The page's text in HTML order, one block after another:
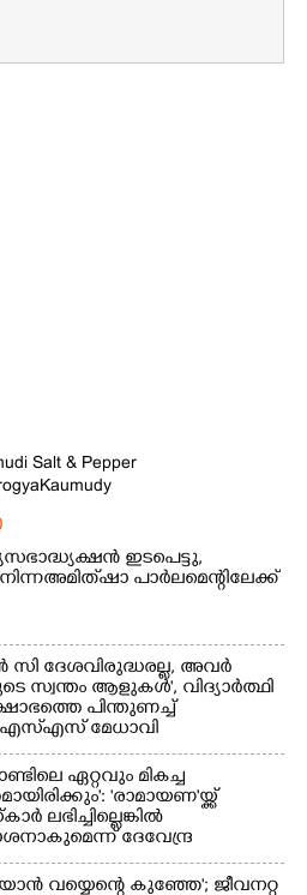
ഇടപെട്ടു,
അമിത് ഷാ പാർലമെന്റിലേക്ക്
സി ദേശവിരുദ്ധരല്ല, അവർ
സ്വന്തം ആളുകൾ', വിദ്യാർത്ഥി
പിന്തുണച്ച്
മേധാവി
ഏറ്റവും മികച്ച
'രാമായണ'യ്ക്ക്
ലഭിച്ചില്ലെങ്കിൽ
ദേവേന്ദ്ര
വയ്യെന്റെ കുഞ്ഞേ'; ജീവനറ്റ